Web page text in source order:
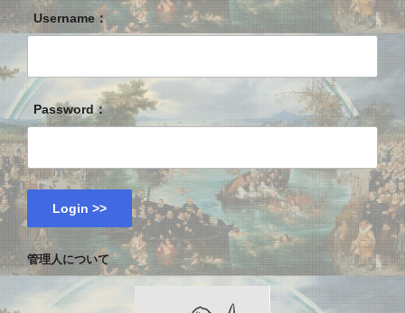
Username：
Password：
管理人について